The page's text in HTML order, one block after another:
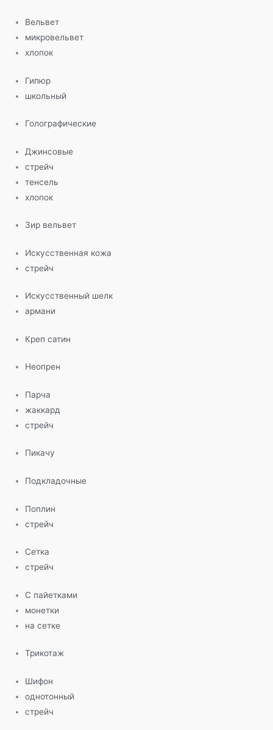
Вельвет
микровельвет
хлопок
Гипюр
школьный
Голографические
Джинсовые
стрейч
тенсель
хлопок
Зир вельвет
Искусственная кожа
стрейч
Искусственный шелк
армани
Креп сатин
Неопрен
Парча
жаккард
стрейч
Пикачу
Подкладочные
Поплин
стрейч
Сетка
стрейч
С пайетками
монетки
на сетке
Трикотаж
Шифон
однотонный
стрейч